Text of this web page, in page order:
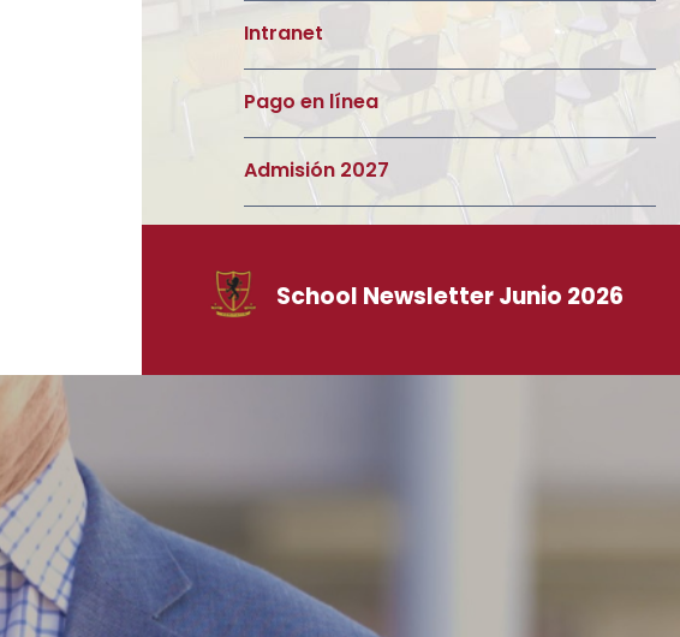
Intranet
Pago en línea
Admisión 2027
School Newsletter Junio 2026